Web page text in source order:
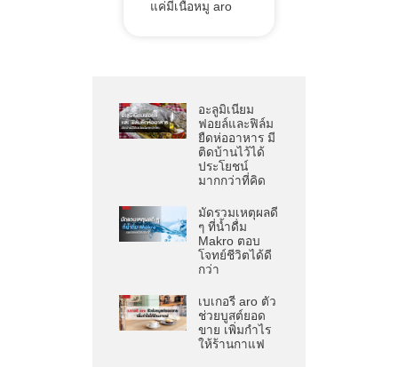
แค่มีเนื้อหมู aro
อะลูมิเนียม
ฟอยล์และฟิล์ม
ยืดห่ออาหาร มี
ติดบ้านไว้ได้
ประโยชน์
มากกว่าที่คิด
มัดรวมเหตุผลดี
ๆ ที่น้ำดื่ม
Makro ตอบ
โจทย์ชีวิตได้ดี
กว่า
เบเกอรี aro ตัว
ช่วยบูสต์ยอด
ขาย เพิ่มกำไร
ให้ร้านกาแฟ